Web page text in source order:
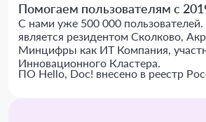
Помогаем пользователям с
С нами уже 500 000
является резидентом Сколково,
Минцифры как ИТ Компания,
Инновационного Кластера.
ПО Hello, Doc! внесено в реестр